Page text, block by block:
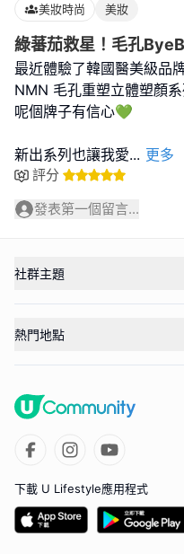
美妝時尚 美妝
綠蕃茄救星！毛孔
最近體驗了韓國醫美級品
NMN 毛孔重塑立體塑顏
呢個牌子有信心💚
新出系列也讓我愛... 更多
評分
發表第一個留言...
社群主題
熱門地點
下載 U Lifestyle應用程式